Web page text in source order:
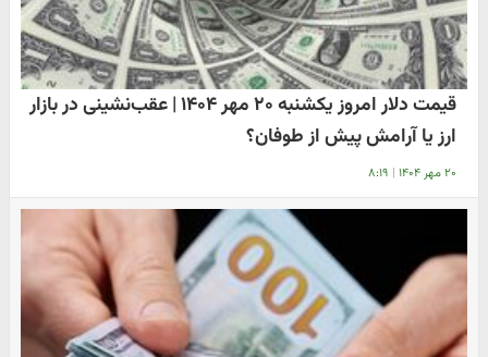
قیمت دلار امروز یکشنبه ۲۰ مهر ۱۴۰۴ | عقب‌نشینی در بازار
ارز یا آرامش پیش از طوفان؟
۲۰ مهر ۱۴۰۴ | ۸:۱۹